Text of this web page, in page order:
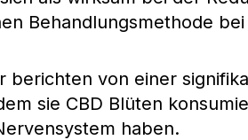
Behandlungsmethode bei
berichten von einer
sie CBD Blüten
haben.